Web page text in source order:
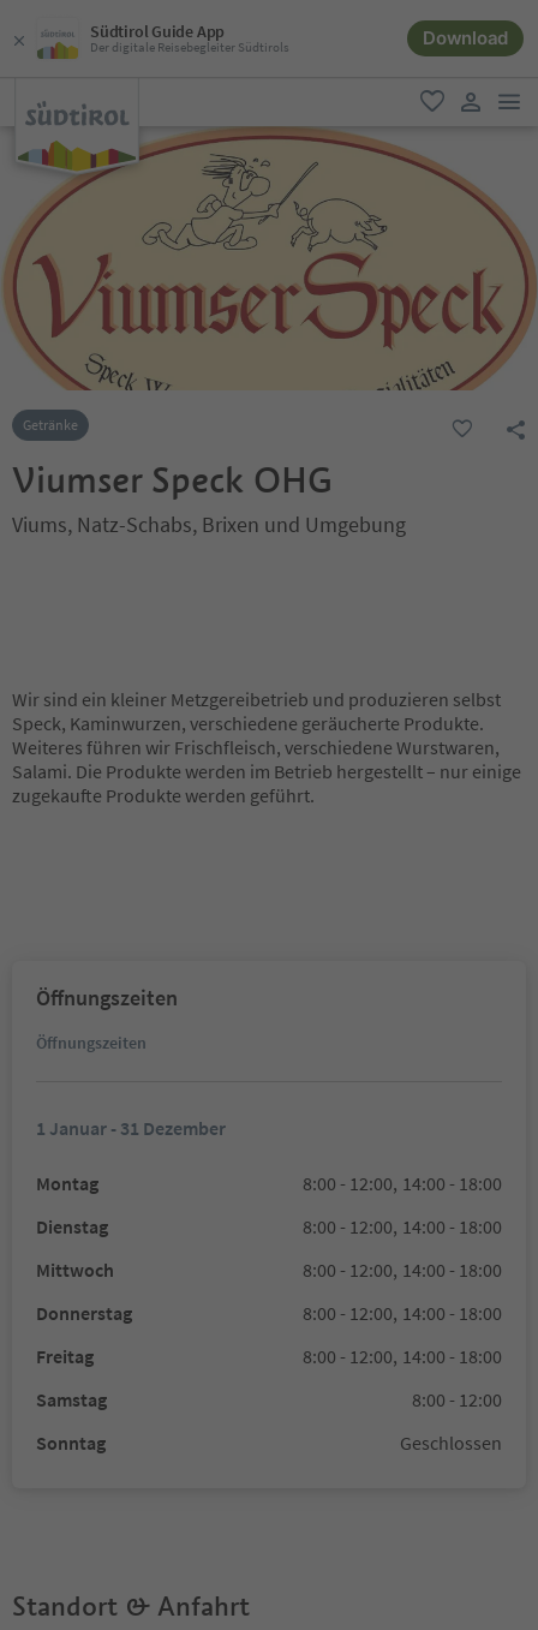
Südtirol Guide App
Der digitale Reisebegleiter Südtirols Download
favorit
Getränke
Viumser Speck OHG
Viums, Natz-Schabs, Brixen und Umgebung
Wir sind ein kleiner Metzgereibetrieb und produzieren selbst
Speck, Kaminwurzen, verschiedene geräucherte Produkte.
Weiteres führen wir Frischfleisch, verschiedene Wurstwaren,
Salami. Die Produkte werden im Betrieb hergestellt – nur einige
zugekaufte Produkte werden geführt.
Öffnungszeiten
Öffnungszeiten
1 Januar - 31 Dezember
Montag 8:00 - 12:00, 14:00 - 18:00
Dienstag
8:00 - 12:00, 14:00 - 18:00
Mittwoch
8:00 - 12:00, 14:00 - 18:00
Donnerstag
8:00 - 12:00, 14:00 - 18:00
Freitag
8:00 - 12:00, 14:00 - 18:00
Samstag
8:00 - 12:00
Sonntag
Geschlossen
Standort & Anfahrt